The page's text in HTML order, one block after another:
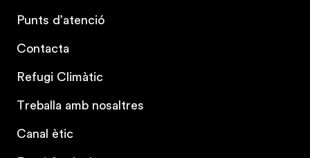
Punts d’atenció
Contacta
Refugi Climàtic
Treballa amb nosaltres
Canal ètic